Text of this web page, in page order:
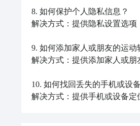
8. 如何保护个人隐私信息？
解决方式：提供隐私设置选项
9. 如何添加家人或朋友的运动
解决方式：提供添加家人或朋
10. 如何找回丢失的手机或设
解决方式：提供手机或设备定